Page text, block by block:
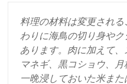
料理の材料は変更され
わりに海鳥の切り身や
あります。肉に加えて
マネギ、黒コショウ、
一晩浸しておいた米ま